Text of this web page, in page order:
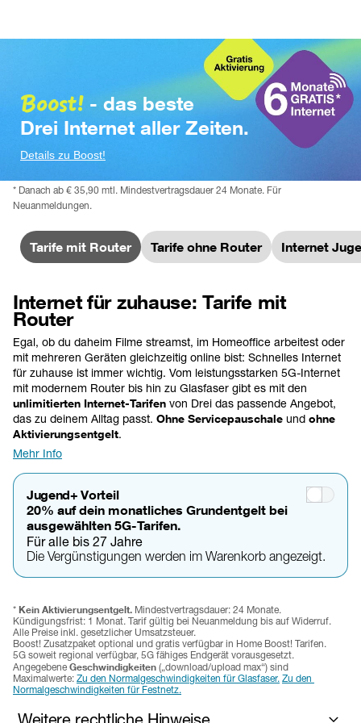
Boost! - das beste
Drei Internet aller Zeiten.
Details zu Boost!
* Danach ab € 35,90 mtl. Mindestvertragsdauer 24 Monate. Für
Neuanmeldungen.
Tarife mit Router Tarife ohne Router Internet
Internet für zuhause: Tarife mit
Router
Egal, ob du daheim Filme streamst, im Homeoffice arbeitest oder
mit mehreren Geräten gleichzeitig online bist: Schnelles Internet
für zuhause ist immer wichtig. Vom leistungsstarken 5G-Internet
unlimitierten Internet-Tarifen von Drei das passende Angebot,
das zu deinem Alltag passt. Ohne Servicepauschale und ohne
Aktivierungsentgelt.
Mehr Info
20% auf dein monatliches Grundentgelt bei
ausgewählten 5G-Tarifen.
Jugend+ Vorteil
Die Vergünstigungen werden im Warenkorb angezeigt.
Für alle bis 27 Jahre
* Kein Aktivierungsentgelt.
Kündigungsfrist: 1 Monat.
Alle Preise inkl. gesetzlicher Umsatzsteuer.
Boost! Zusatzpaket optional und gratis verfügbar in Home Boost! Tarifen.
5G soweit regional verfügbar, 5G fähiges Endgerät vorausgesetzt.
Angegebene Geschwindigkeiten („download/upload max“) sind
Maximalwerte: Zu den Normalgeschwindigkeiten für Glasfaser. Zu den
Normalgeschwindigkeiten für Festnetz.
Weitere rechtliche Hinweise